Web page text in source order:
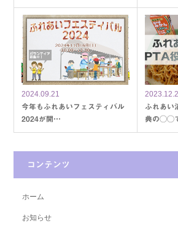
2024.09.21
今年もふれあいフェスティバル
2024が開…
ふれあい
典の◯◯
コンテンツ
ホーム
お知らせ